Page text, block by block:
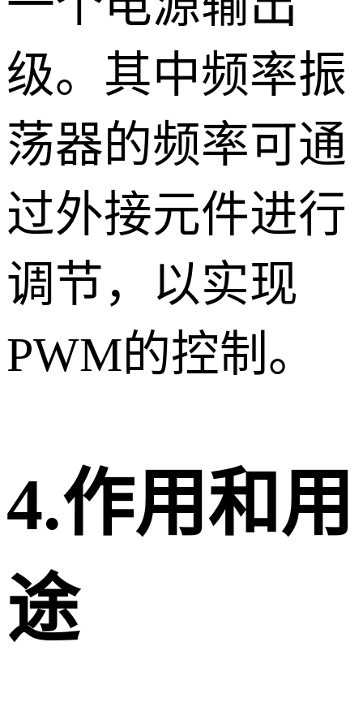
级。其中频率振
荡器的频率可通
过外接元件进行
调节，以实现
PWM的控制。
4.作用和用
途